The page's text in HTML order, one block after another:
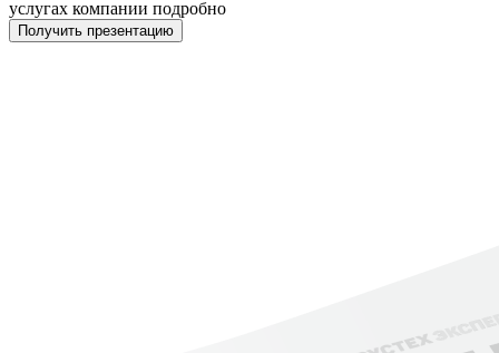
услугах компании подробно
Получить презентацию